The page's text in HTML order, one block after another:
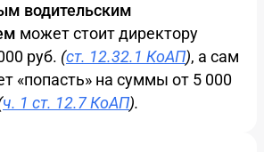
водительским
может стоит директору
руб. (ст. 12.32.1 КоАП), а сам
«попасть» на суммы от 5 000
ч. 1 ст. 12.7 КоАП).